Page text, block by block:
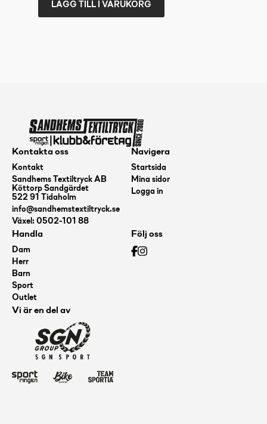
UMBRO
mängd
LÄGG TILL I VARUKORG
Kontakta oss
Kontakt
Sandhems Textiltryck AB
Köttorp Sandgärdet
522 91 Tidaholm
info@sandhemstextiltryck.se
Växel: 0502-101 88
Navigera
Startsida
Mina sidor
Logga in
Handla
Dam
Herr
Barn
Sport
Outlet
Följ oss
Vi är en del av